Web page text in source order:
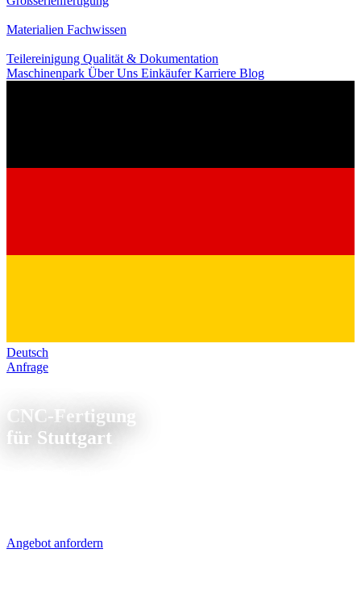
Materialien Fachwissen
Teilereinigung Qualität & Dokumentation
Maschinenpark Über Uns EinkäuferKarriere Blog
Deutsch
Anfrage
CNC-Fertigung
für Stuttgart
Angebot anfordern